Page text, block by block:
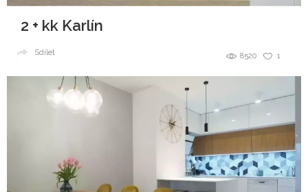
2 + kk Karlín
1
8520
Sdílet